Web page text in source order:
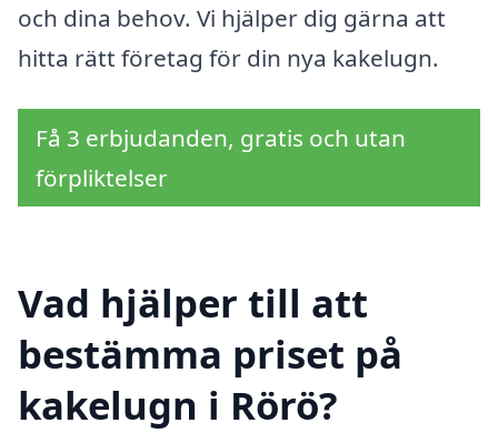
och dina behov. Vi hjälper dig gärna att
hitta rätt företag för din nya kakelugn.
Få 3 erbjudanden, gratis och utan
förpliktelser
Vad hjälper till att
bestämma priset på
kakelugn i Rörö?